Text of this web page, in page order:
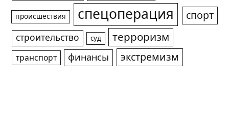
происшествия спецоперация спорт
строительство суд терроризм
транспорт финансы экстремизм